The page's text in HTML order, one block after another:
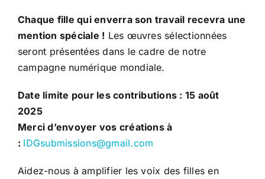
Chaque fille qui enverra son travail recevra une
mention spéciale ! Les œuvres sélectionnées
seront présentées dans le cadre de notre
campagne numérique mondiale.
Date limite pour les contributions : 15 août
2025
Merci d’envoyer vos créations à
: IDGsubmissions@gmail.com
Aidez-nous à amplifier les voix des filles en